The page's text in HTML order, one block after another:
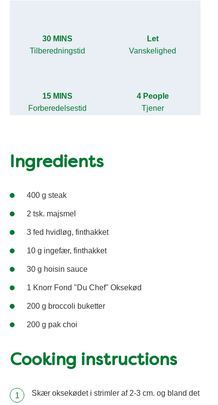
30 MINS
Tilberedningstid
Let
Vanskelighed
15 MINS
Forberedelsestid
4 People
Tjener
Ingredients
400 g steak
2 tsk. majsmel
3 fed hvidløg, finthakket
10 g ingefær, finthakket
30 g hoisin sauce
1 Knorr Fond "Du Chef" Oksekød
200 g broccoli buketter
200 g pak choi
Cooking instructions
Skær oksekødet i strimler af 2-3 cm. og bland det